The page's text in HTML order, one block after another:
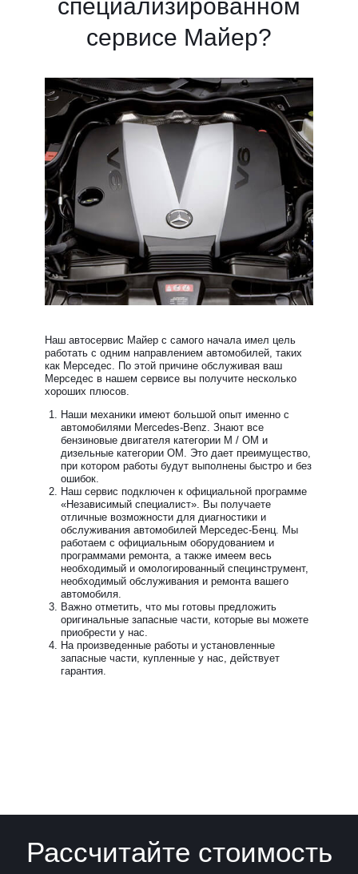
специализированном
сервисе Майер?
Наш автосервис Майер с самого начала имел цель
работать с одним направлением автомобилей, таких
как Мерседес. По этой причине обслуживая ваш
Мерседес в нашем сервисе вы получите несколько
хороших плюсов.
Наши механики имеют большой опыт именно с
автомобилями Mercedes-Benz. Знают все
бензиновые двигателя категории М / ОМ и
дизельные категории ОМ. Это дает преимущество,
при котором работы будут выполнены быстро и без
ошибок.
Наш сервис подключен к официальной программе
«Независимый специалист». Вы получаете
отличные возможности для диагностики и
обслуживания автомобилей Мерседес-Бенц. Мы
работаем с официальным оборудованием и
программами ремонта, а также имеем весь
необходимый и омологированный специнструмент,
необходимый обслуживания и ремонта вашего
автомобиля.
Важно отметить, что мы готовы предложить
оригинальные запасные части, которые вы можете
приобрести у нас.
На произведенные работы и установленные
запасные части, купленные у нас, действует
гарантия.
Рассчитайте стоимость